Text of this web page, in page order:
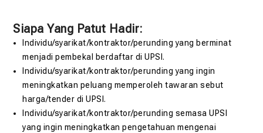
Siapa Yang Patut Hadir:
Individu/syarikat/kontraktor/perunding yang berminat
menjadi pembekal berdaftar di UPSI.
Individu/syarikat/kontraktor/perunding yang ingin
meningkatkan peluang memperoleh tawaran sebut
harga/tender di UPSI.
Individu/syarikat/kontraktor/perunding semasa UPSI
yang ingin meningkatkan pengetahuan mengenai